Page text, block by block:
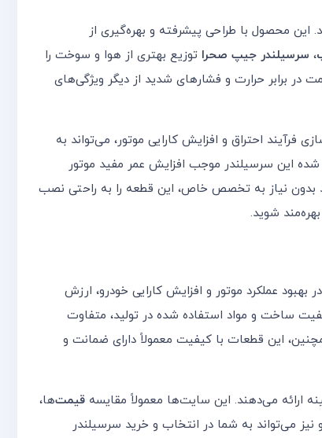
این محصول با طراحی پیشرفته و بهره‌گیری از
، سرسیلندر جیپ صحرا توزیع بهتری از هوا و سوخت را
در برابر حرارت و فشارهای شدید از دیگر ویژگی‌های
فرآیند احتراق و افزایش کارایی موتور، می‌تواند به
این سرسیلندر موجب افزایش عمر مفید موتور
بدون نیاز به تخصص خاص، این قطعه را به راحتی نصب
شوید.
عملکرد موتور و افزایش کارایی خودرو، ارزش
ساخت و مواد استفاده شده در تولید، متفاوت
این قطعات با کیفیت معمولاً دارای ضمانت و
ارائه می‌دهند. این سایت‌ها معمولاً مقایسه قیمت‌ها،
نیز می‌تواند به شما در انتخاب و خرید سرسیلندر